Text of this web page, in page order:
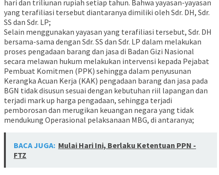
hari dan triliunan rupiah setiap tahun. Bahwa yayasan-yayasan
yang terafiliasi tersebut diantaranya dimiliki oleh Sdr. DH, Sdr.
SS dan Sdr. LP;
Selain menggunakan yayasan yang terafiliasi tersebut, Sdr. DH
bersama-sama dengan Sdr. SS dan Sdr. LP dalam melakukan
proses pengadaan barang dan jasa di Badan Gizi Nasional
secara melawan hukum melakukan intervensi kepada Pejabat
Pembuat Komitmen (PPK) sehingga dalam penyusunan
Kerangka Acuan Kerja (KAK) pengadaan barang dan jasa pada
BGN tidak disusun sesuai dengan kebutuhan riil lapangan dan
terjadi mark up harga pengadaan, sehingga terjadi
pemborosan dan merugikan keuangan negara yang tidak
mendukung Operasional pelaksanaan MBG, di antaranya;
BACA JUGA: Mulai Hari Ini, Berlaku Ketentuan PPN -
FTZ